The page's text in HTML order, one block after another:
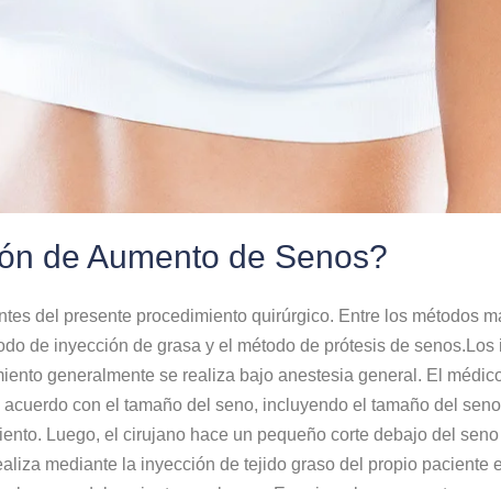
de Aumento de Senos?
del presente procedimiento quirúrgico. Entre los métodos
de inyección de grasa y el método de prótesis de
generalmente se realiza bajo anestesia general. El
con el tamaño del seno, incluyendo el tamaño del
Luego, el cirujano hace un pequeño corte debajo del
mediante la inyección de tejido graso del propio paciente